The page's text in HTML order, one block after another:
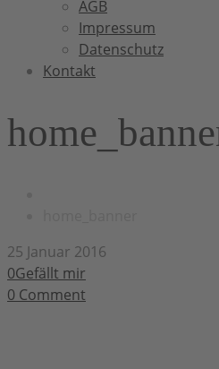
AGB
Impressum
Datenschutz
Kontakt
25 Januar 2016
0Gefällt mir
0 Comment